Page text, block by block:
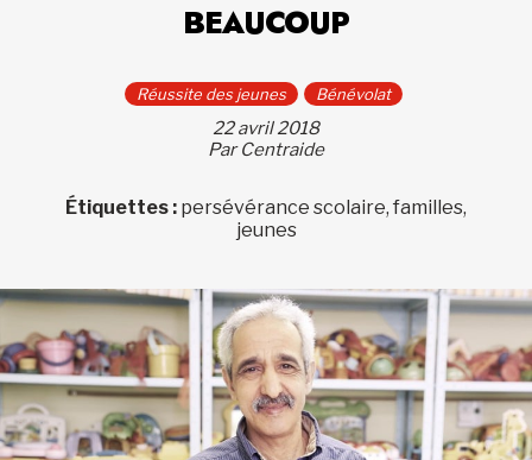
BEAUCOUP
Réussite des jeunes Bénévolat
22 avril 2018
Par Centraide
Étiquettes : persévérance scolaire, familles,
jeunes